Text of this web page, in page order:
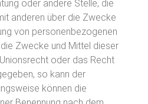
oder andere Stelle, die
anderen über die Zwecke
von personenbezogenen
Zwecke und Mittel dieser
oder das Recht
so kann der
können die